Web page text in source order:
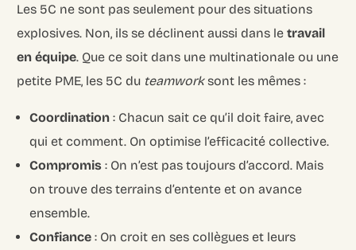
Les 5C ne sont pas seulement pour des situations
explosives. Non, ils se déclinent aussi dans letravail
en équipe. Que ce soit dans une multinationale ou une
petite PME, les 5C du teamworksont les mêmes :
Coordination : Chacun sait ce qu’il doit faire, avec
qui et comment. On optimise l’efficacité collective.
Compromis : On n’est pas toujours d’accord. Mais
on trouve des terrains d’entente et on avance
ensemble.
Confiance : On croit en ses collègues et leurs